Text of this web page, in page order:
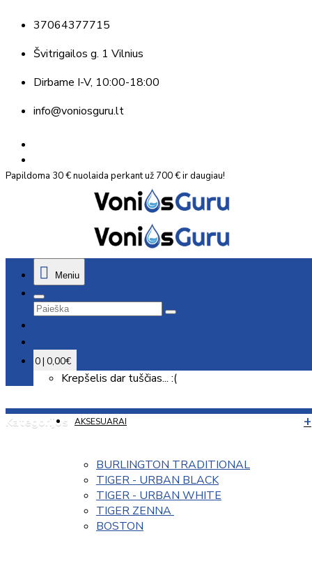
37064377715
Švitrigailos g. 1 Vilnius
Dirbame I-V, 10:00-18:00
info@voniosguru.lt
Papildoma 30 € nuolaida perkant už 700 € ir daugiau!
Meniu
0 | 0,00€
Krepšelis dar tuščias... :(
Kategorijos AKSESUARAI
BURLINGTON TRADITIONAL
TIGER - URBAN BLACK
TIGER - URBAN WHITE
TIGER ZENNA
BOSTON